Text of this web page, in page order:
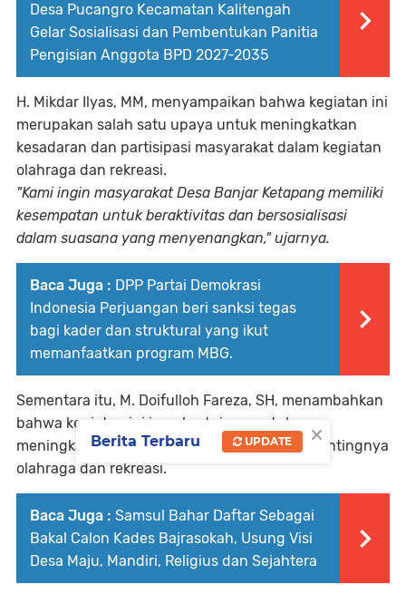
Desa Pucangro Kecamatan Kalitengah
Gelar Sosialisasi dan Pembentukan Panitia
Pengisian Anggota BPD 2027-2035
H. Mikdar Ilyas, MM, menyampaikan bahwa kegiatan ini
merupakan salah satu upaya untuk meningkatkan
kesadaran dan partisipasi masyarakat dalam kegiatan
olahraga dan rekreasi.
"Kami ingin masyarakat Desa Banjar Ketapang memiliki
kesempatan untuk beraktivitas dan bersosialisasi
dalam suasana yang menyenangkan," ujarnya.
Baca Juga : DPP Partai Demokrasi
Indonesia Perjuangan beri sanksi tegas
bagi kader dan struktural yang ikut
memanfaatkan program MBG.
Sementara itu, M. Doifulloh Fareza, SH, menambahkan
bahwa kegiatan ini juga bertujuan untuk
meningkatkan kesadaran masyarakat akan pentingnya
olahraga dan rekreasi.
Baca Juga : Samsul Bahar Daftar Sebagai
Bakal Calon Kades Bajrasokah, Usung Visi
Desa Maju, Mandiri, Religius dan Sejahtera
×
Berita Terbaru UPDATE